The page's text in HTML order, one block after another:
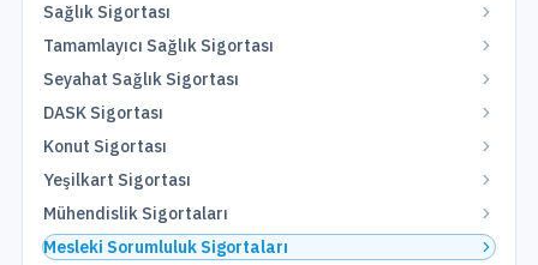
Sağlık Sigortası
Tamamlayıcı Sağlık Sigortası
Seyahat Sağlık Sigortası
DASK Sigortası
Konut Sigortası
Yeşilkart Sigortası
Mühendislik Sigortaları
Mesleki Sorumluluk Sigortaları